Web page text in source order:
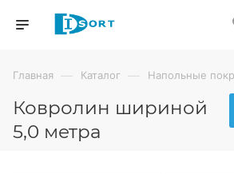
Главная — Каталог — Напольные
Ковролин шириной
5,0 метра